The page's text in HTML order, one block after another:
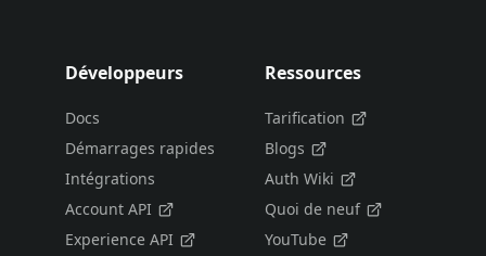
Développeurs
Docs
Démarrages rapides
Intégrations
Account API
Experience API
Ressources
Tarification
Blogs
Auth Wiki
Quoi de neuf
YouTube